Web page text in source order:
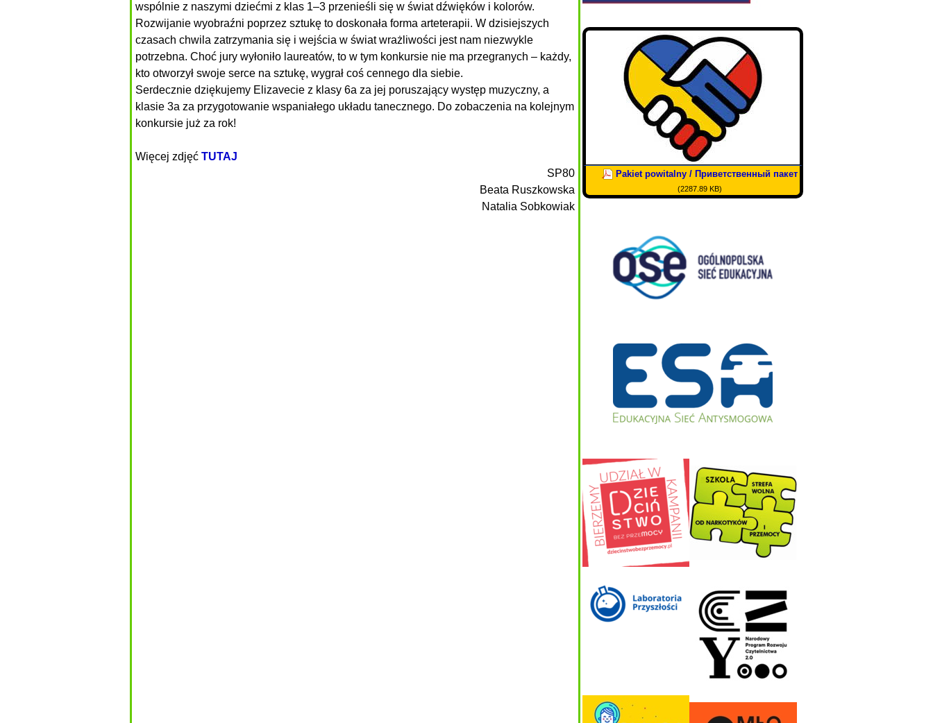
wspólnie z naszymi dziećmi z klas 1–3 przenieśli się w świat dźwięków i kolorów.
Rozwijanie wyobraźni poprzez sztukę to doskonała forma arteterapii. W dzisiejszych
czasach chwila zatrzymania się i wejścia w świat wrażliwości jest nam niezwykle
potrzebna. Choć jury wyłoniło laureatów, to w tym konkursie nie ma przegranych – każdy,
kto otworzył swoje serce na sztukę, wygrał coś cennego dla siebie.
Serdecznie dziękujemy Elizavecie z klasy 6a za jej poruszający występ muzyczny, a
klasie 3a za przygotowanie wspaniałego układu tanecznego. Do zobaczenia na kolejnym
konkursie już za rok!
Więcej zdjęć TUTAJ
SP80
Beata Ruszkowska
Natalia Sobkowiak
Pakiet powitalny / Приветственный пакет
(2287.89 KB)